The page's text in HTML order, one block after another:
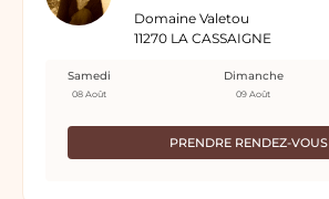
Domaine Valetou
11270 LA CASSAIGNE
PRENDRE RENDEZ-VOUS
Samedi
08 Août
Dimanche
09 Août